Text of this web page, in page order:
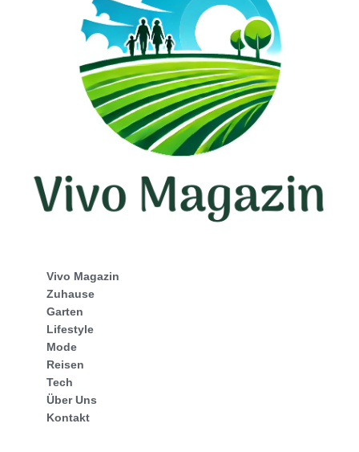
Vivo Magazin
Zuhause
Garten
Lifestyle
Mode
Reisen
Tech
Über Uns
Kontakt